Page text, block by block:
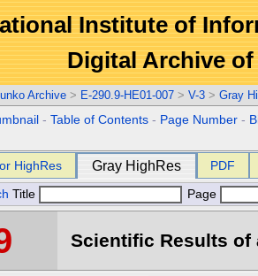
Institute of
Digital Archive
Archive > E-290.9-HE01-007 > V-3 > Gray
-Table of Contents - Page Number -
HighRes Gray HighRes PDF
Title Page
Scientific Results of